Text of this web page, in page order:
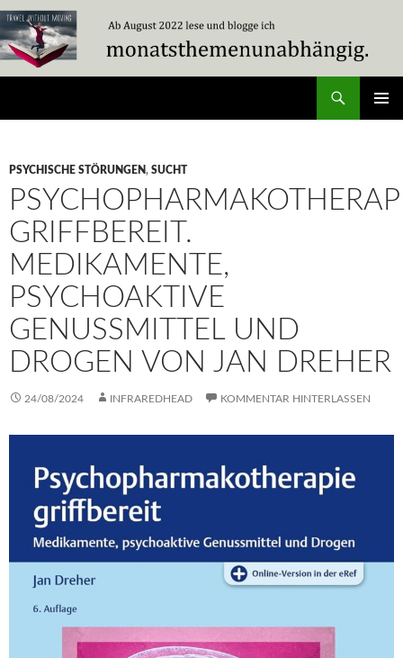
Zum
Inhalt
springen
PSYCHISCHE STÖRUNGEN, SUCHT
GRIFFBEREIT.
MEDIKAMENTE,
PSYCHOAKTIVE
GENUSSMITTEL UND
DROGEN VON JAN DREHER
24/08/2024 INFRAREDHEAD KOMMENTAR HINTERLASSEN